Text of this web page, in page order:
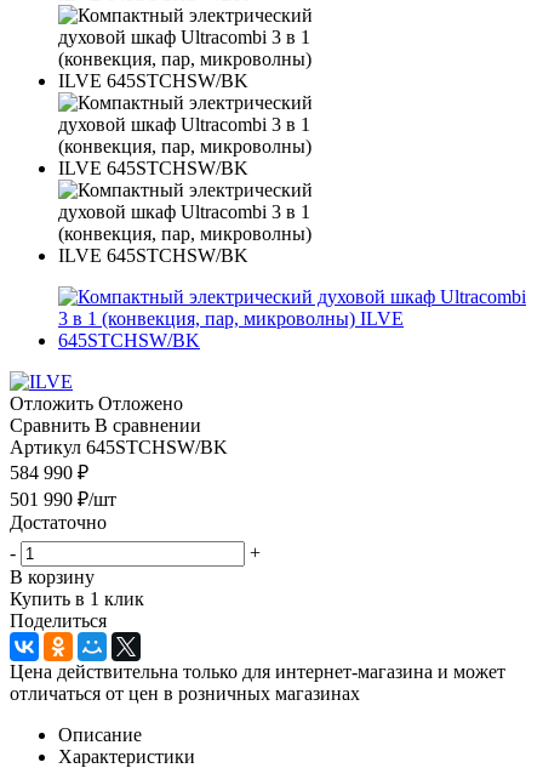
Отложить Отложено
Сравнить В сравнении
Артикул 645STCHSW/BK
584 990 ₽
501 990 ₽/шт
Достаточно
-
+
В корзину
Купить в 1 клик
Поделиться
Цена действительна только для интернет-магазина и может
отличаться от цен в розничных магазинах
Описание
Характеристики